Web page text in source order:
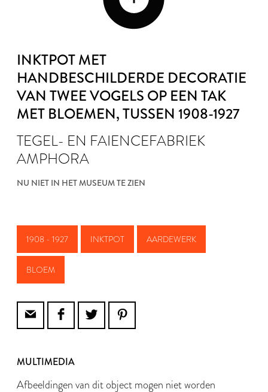
INKTPOT MET
HANDBESCHILDERDE DECORATIE
VAN TWEE VOGELS OP EEN TAK
MET BLOEMEN, TUSSEN 1908-1927
TEGEL- EN FAIENCEFABRIEK
AMPHORA
NU NIET IN HET MUSEUM TE ZIEN
1908 - 1927 INKTPOT AARDEWERK
BLOEM
MULTIMEDIA
Afbeeldingen van dit object mogen niet worden